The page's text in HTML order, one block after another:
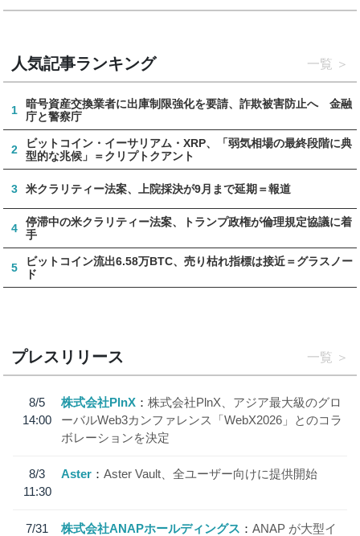
人気記事ランキング 一覧
1
暗号資産交換業者に出庫制限強化を要請、詐欺被害防止へ 金融
庁と警察庁
2
ビットコイン・イーサリアム・XRP、「弱気相場の最終段階に典
型的な兆候」＝クリプトクアント
3 米クラリティー法案、上院採決が9月まで延期＝報道
4
停滞中の米クラリティー法案、トランプ政権が倫理規定協議に着
手
5
ビットコイン流出6.58万BTC、売り枯れ指標は接近＝グラスノー
ド
プレスリリース 一覧
8/5
14:00
株式会社PlnX
株式会社PlnX、アジア最大級のグロ
ーバルWeb3カンファレンス「WebX2026」とのコラ
ボレーションを決定
8/3
11:30
Aster Aster Vault、全ユーザー向けに提供開始
7/31
株式会社ANAPホールディングス
ANAP が大型イ